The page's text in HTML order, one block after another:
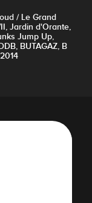
/ Le Grand
Jardin d'Orante,
Jump Up,
BUTAGAZ, B